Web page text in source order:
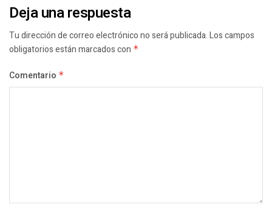
Deja una respuesta
Tu dirección de correo electrónico no será publicada.Los campos
obligatorios están marcados con *
Comentario *